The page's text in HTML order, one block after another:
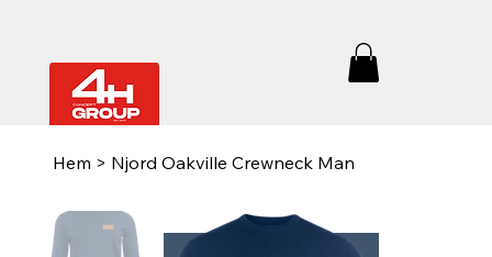
Hem > Njord Oakville Crewneck Man